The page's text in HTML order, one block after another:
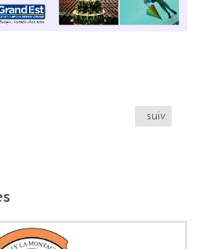
suiv.